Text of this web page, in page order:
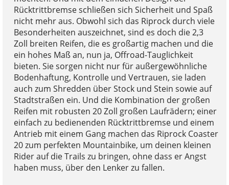
Rücktrittbremse schließen sich Sicherheit und Spaß
nicht mehr aus. Obwohl sich das Riprock durch viele
Besonderheiten auszeichnet, sind es doch die 2,3
Zoll breiten Reifen, die es großartig machen und die
ein hohes Maß an, nun ja, Offroad-Tauglichkeit
bieten. Sie sorgen nicht nur für außergewöhnliche
Bodenhaftung, Kontrolle und Vertrauen, sie laden
auch zum Shredden über Stock und Stein sowie auf
Stadtstraßen ein. Und die Kombination der großen
Reifen mit robusten 20 Zoll großen Laufrädern; einer
einfach zu bedienenden Rücktrittbremse und einem
Antrieb mit einem Gang machen das Riprock Coaster
20 zum perfekten Mountainbike, um deinen kleinen
Rider auf die Trails zu bringen, ohne dass er Angst
haben muss, über den Lenker zu fallen.